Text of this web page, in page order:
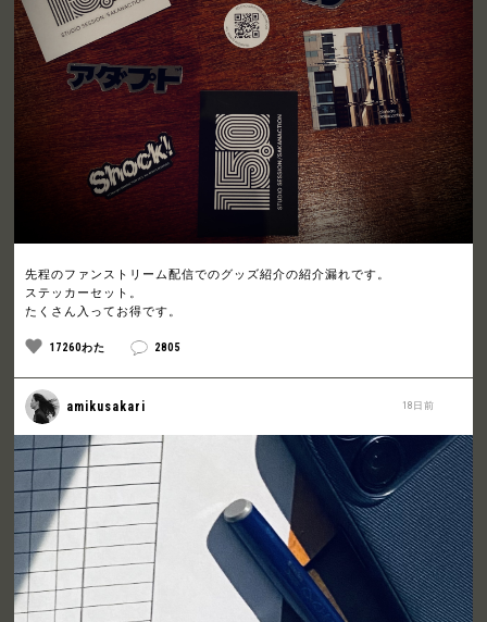
先程のファンストリーム配信でのグッズ紹介の紹介漏れです。
ステッカーセット。
たくさん入ってお得です。
17260わた 2805
18日前
amikusakari